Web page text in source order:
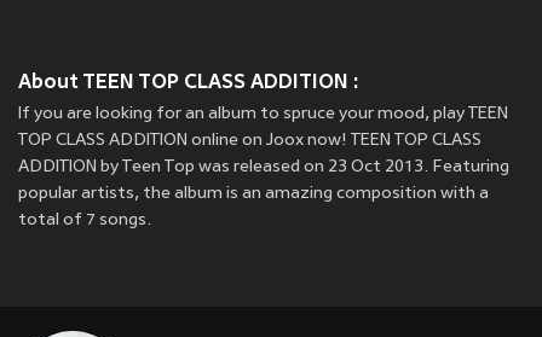
About TEEN TOP CLASS ADDITION :
If you are looking for an album to spruce your mood, play TEEN
TOP CLASS ADDITION online on Joox now! TEEN TOP CLASS
ADDITION by Teen Top was released on 23 Oct 2013. Featuring
popular artists, the album is an amazing composition with a
total of 7 songs.